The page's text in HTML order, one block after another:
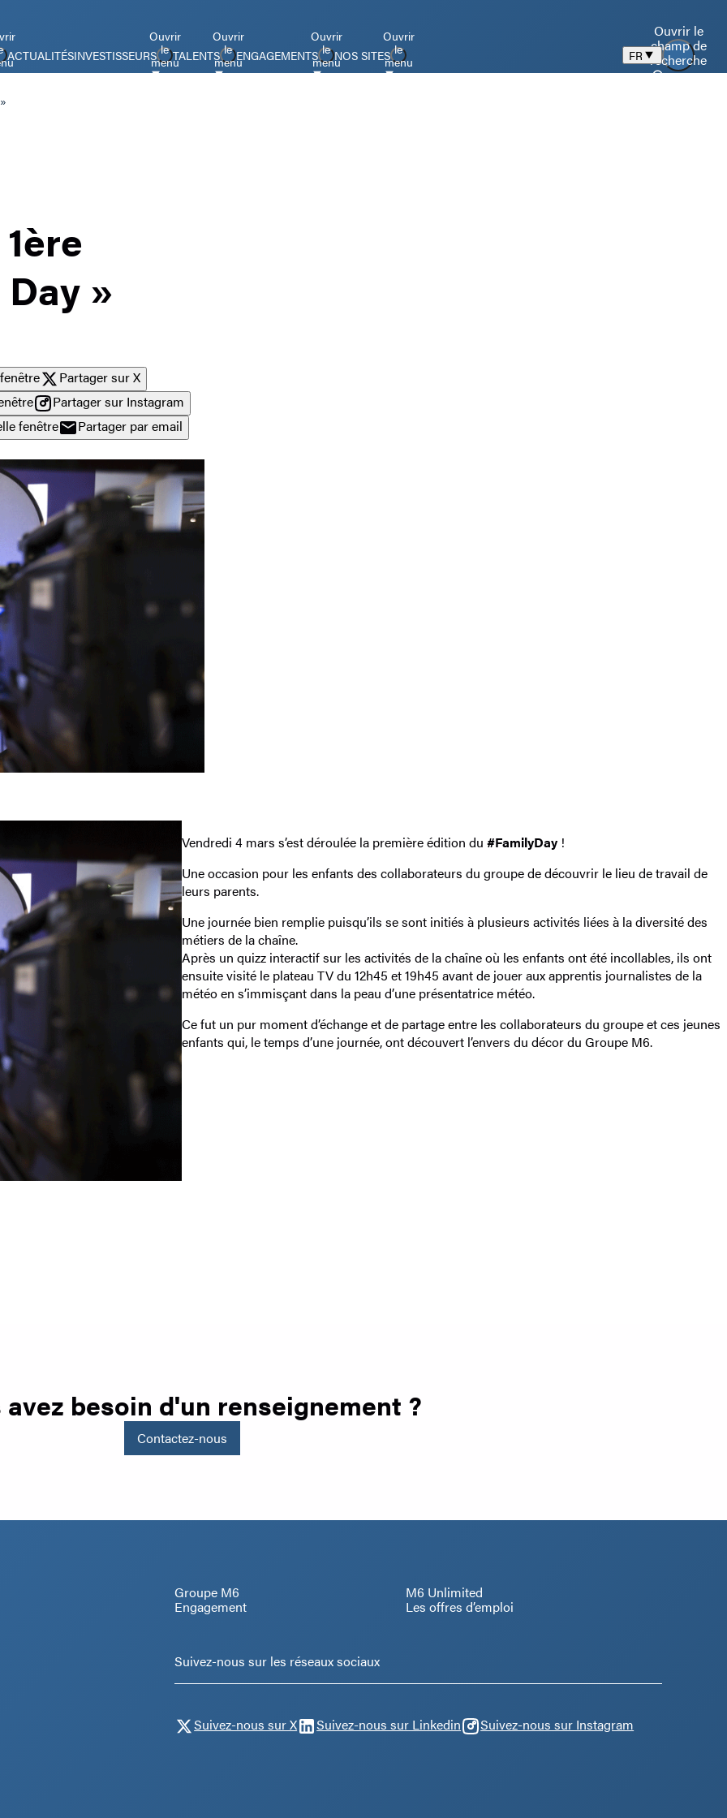
ACTUALITÉSINVESTISSEURS
Ouvrir
le
menuTALENTS
Ouvrir
le
menuENGAGEMENTS
Ouvrir
le
menuNOS SITES
Ouvrir
le
menu
FR
Ouvrir le
champ de
recherche
»
Partager sur X
Partager sur Instagram
fenêtre
Partager par email
Vendredi 4 mars s’est déroulée la première édition du #FamilyDay !
Une occasion pour les enfants des collaborateurs du groupe de découvrir le lieu de travail de
leurs parents.
Une journée bien remplie puisqu’ils se sont initiés à plusieurs activités liées à la diversité des
métiers de la chaîne.
Après un quizz interactif sur les activités de la chaîne où les enfants ont été incollables, ils ont
ensuite visité le plateau TV du 12h45 et 19h45 avant de jouer aux apprentis journalistes de la
météo en s’immisçant dans la peau d’une présentatrice météo.
Ce fut un pur moment d’échange et de partage entre les collaborateurs du groupe et ces jeunes
enfants qui, le temps d’une journée, ont découvert l’envers du décor du Groupe M6.
avez besoin d'un renseignement ?
Contactez-nous
Groupe M6
Engagement
M6 Unlimited
Les offres d’emploi
Suivez-nous sur les réseaux sociaux
Suivez-nous sur X Suivez-nous sur Linkedin Suivez-nous sur Instagram